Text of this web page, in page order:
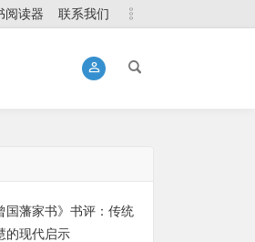
阅读器 联系我们
国藩家书》书评：传统
的现代启示